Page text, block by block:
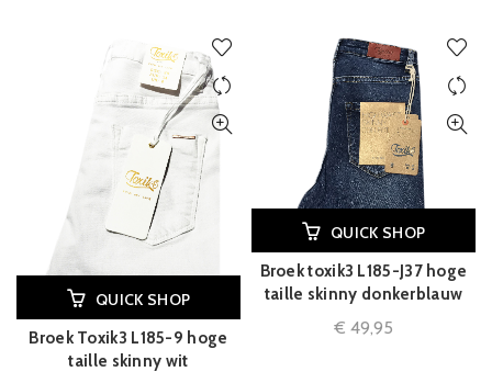
QUICK SHOP
Broek Toxik3 L185-9 hoge
taille skinny wit
QUICK SHOP
Broek toxik3 L185-J37 hoge
taille skinny donkerblauw
€ 49,95